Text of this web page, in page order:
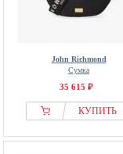
John Richmond
Сумка
35 615 ₽
КУПИТЬ